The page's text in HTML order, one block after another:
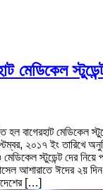
মেডিকেল
হল বাগেরহাট মেডিকেল
২০১৭ ইং তারিখে
স্টুডেন্ট দের নিয়ে
আশারাতে ঈদের ২য়
[…]